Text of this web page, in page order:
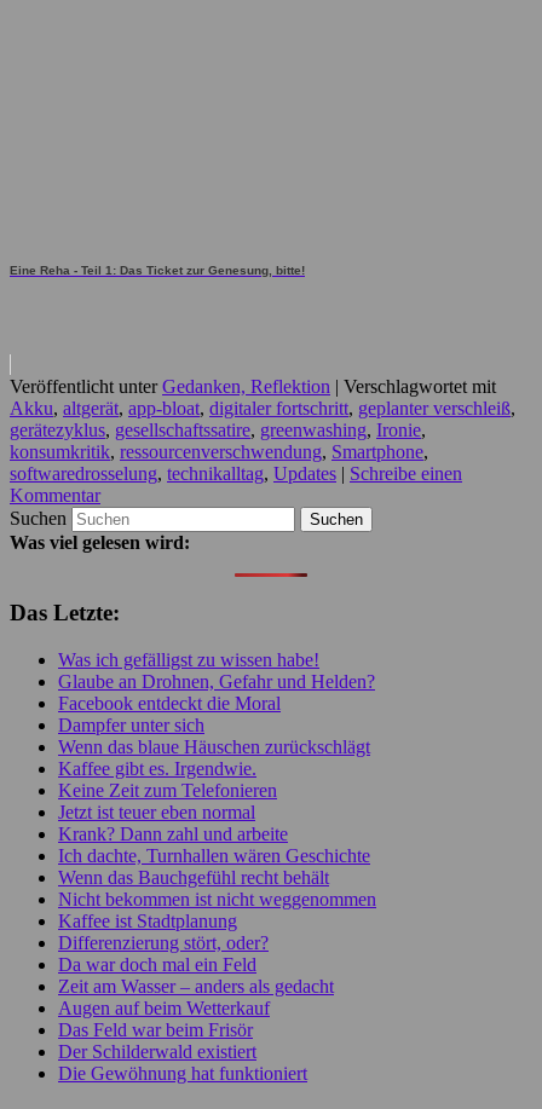
Eine Reha - Teil 1: Das Ticket zur Genesung, bitte!
Veröffentlicht unter Gedanken, Reflektion | Verschlagwortet mit
Akku, altgerät, app-bloat, digitaler fortschritt, geplanter verschleiß,
gerätezyklus, gesellschaftssatire, greenwashing, Ironie,
konsumkritik, ressourcenverschwendung, Smartphone,
softwaredrosselung, technikalltag, Updates | Schreibe einen
Kommentar
Suchen
Was viel gelesen wird:
Das Letzte:
Was ich gefälligst zu wissen habe!
Glaube an Drohnen, Gefahr und Helden?
Facebook entdeckt die Moral
Dampfer unter sich
Wenn das blaue Häuschen zurückschlägt
Kaffee gibt es. Irgendwie.
Keine Zeit zum Telefonieren
Jetzt ist teuer eben normal
Krank? Dann zahl und arbeite
Ich dachte, Turnhallen wären Geschichte
Wenn das Bauchgefühl recht behält
Nicht bekommen ist nicht weggenommen
Kaffee ist Stadtplanung
Differenzierung stört, oder?
Da war doch mal ein Feld
Zeit am Wasser – anders als gedacht
Augen auf beim Wetterkauf
Das Feld war beim Frisör
Der Schilderwald existiert
Die Gewöhnung hat funktioniert